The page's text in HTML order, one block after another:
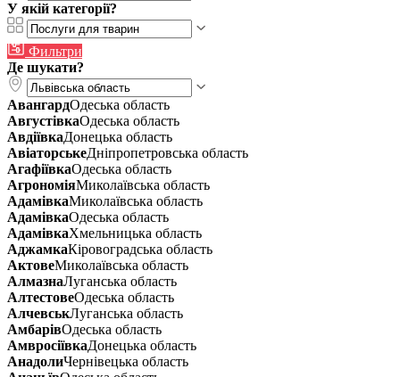
У якій категорії?
Фильтри
Де шукати?
АвангардОдеська область
АвгустівкаОдеська область
АвдіївкаДонецька область
АвіаторськеДніпропетровська область
АгафіївкаОдеська область
АгрономіяМиколаївська область
АдамівкаМиколаївська область
АдамівкаОдеська область
АдамівкаХмельницька область
АджамкаКіровоградська область
АктовеМиколаївська область
АлмазнаЛуганська область
АлтестовеОдеська область
АлчевськЛуганська область
АмбарівОдеська область
АмвросіївкаДонецька область
АнадолиЧернівецька область